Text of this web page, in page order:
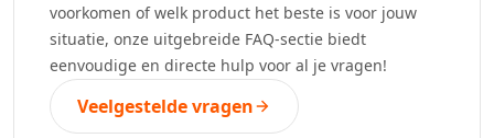
voorkomen of welk product het beste is voor jouw
situatie, onze uitgebreide FAQ-sectie biedt
eenvoudige en directe hulp voor al je vragen!
Veelgestelde vragen